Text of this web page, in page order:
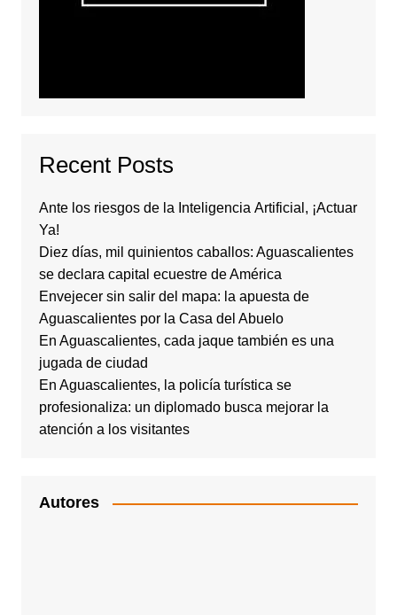
Recent Posts
Ante los riesgos de la Inteligencia Artificial, ¡Actuar
Ya!
Diez días, mil quinientos caballos: Aguascalientes
se declara capital ecuestre de América
Envejecer sin salir del mapa: la apuesta de
Aguascalientes por la Casa del Abuelo
En Aguascalientes, cada jaque también es una
jugada de ciudad
En Aguascalientes, la policía turística se
profesionaliza: un diplomado busca mejorar la
atención a los visitantes
Autores